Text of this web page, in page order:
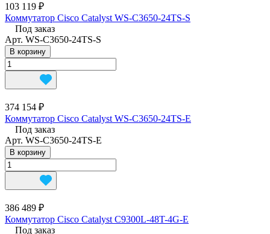
103 119 ₽
Коммутатор Cisco Catalyst WS-C3650-24TS-S
Под заказ
Арт. WS-C3650-24TS-S
В корзину
374 154 ₽
Коммутатор Cisco Catalyst WS-C3650-24TS-E
Под заказ
Арт. WS-C3650-24TS-E
В корзину
386 489 ₽
Коммутатор Cisco Catalyst C9300L-48T-4G-E
Под заказ